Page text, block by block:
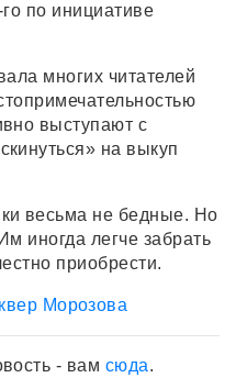
по инициативе
многих читателей
выступают с
на выкуп
весьма не бедные. Но
иногда легче забрать
приобрести.
Морозова
- вам сюда.